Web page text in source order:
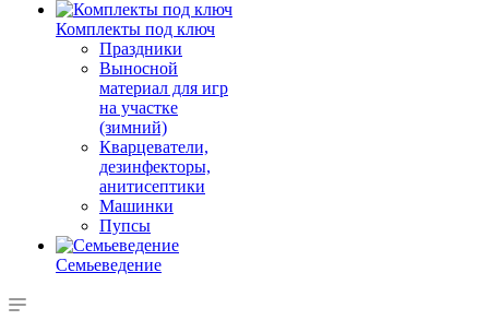
Комплекты под ключ
Праздники
Выносной
материал для игр
на участке
(зимний)
Кварцеватели,
дезинфекторы,
анитисептики
Машинки
Пупсы
Семьеведение